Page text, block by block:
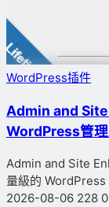
WordPress插件
Admin and
WordPress管
Admin and Site
量級的 WordPress
2026-08-06 228 0